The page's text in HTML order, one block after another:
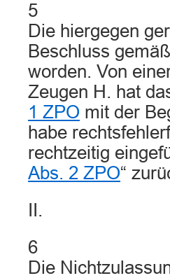
5
Die hiergegen
Beschluss gemäß
worden. Von
Zeugen H. hat
1 ZPO mit der
habe
rechtzeitig
Abs. 2 ZPO“
II.
6
Die